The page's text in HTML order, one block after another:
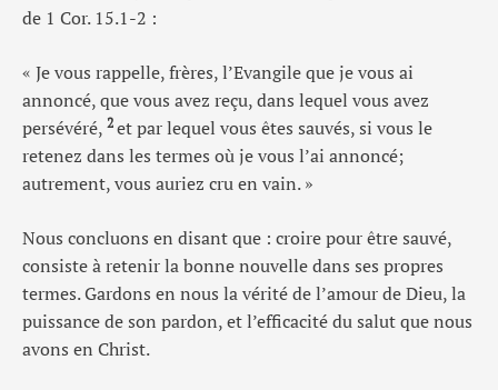
de 1 Cor. 15.1-2 :
« Je vous rappelle, frères, l’Evangile que je vous ai
annoncé, que vous avez reçu, dans lequel vous avez
persévéré, 2 et par lequel vous êtes sauvés, si vous le
retenez dans les termes où je vous l’ai annoncé;
autrement, vous auriez cru en vain. »
Nous concluons en disant que : croire pour être sauvé,
consiste à retenir la bonne nouvelle dans ses propres
termes. Gardons en nous la vérité de l’amour de Dieu, la
puissance de son pardon, et l’efficacité du salut que nous
avons en Christ.